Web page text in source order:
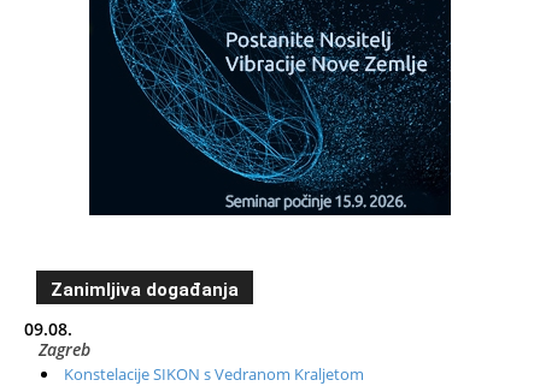
Zanimljiva događanja
09.08.
Zagreb
Konstelacije SIKON s Vedranom Kraljetom